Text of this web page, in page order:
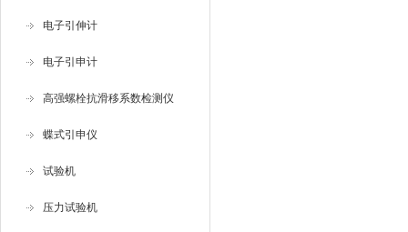
电子引伸计
电子引申计
高强螺栓抗滑移系数检测仪
蝶式引申仪
试验机
压力试验机